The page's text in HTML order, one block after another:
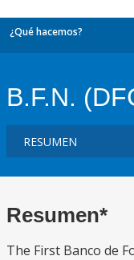
¿Qué hacemos?
B.F.N.
Resumen*
The First Banco de